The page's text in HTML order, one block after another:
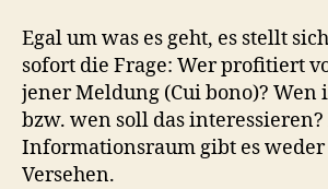
Egal um was es geht, es stellt
sofort die Frage: Wer profitiert
jener Meldung (Cui bono)? Wen
bzw. wen soll das
Informationsraum gibt es
Versehen.